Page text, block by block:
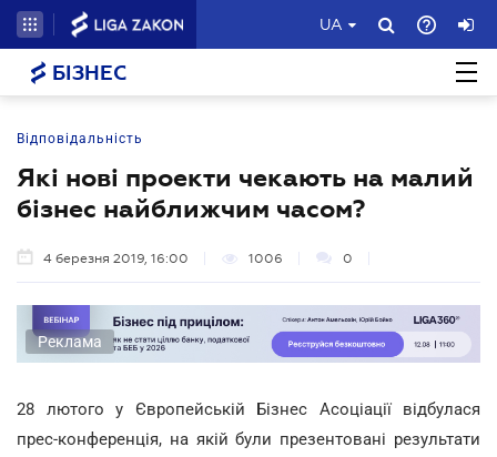
UA
БІЗНЕС
Відповідальність
Які нові проекти чекають на малий
бізнес найближчим часом?
4 березня 2019, 16:00 1006 0
Реклама
28 лютого у Європейській Бізнес Асоціації відбулася
прес-конференція, на якій були презентовані результати